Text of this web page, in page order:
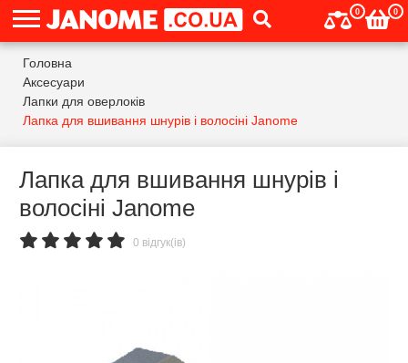
0 0
Головна
Аксесуари
Лапки для оверлоків
Лапка для вшивання шнурів і волосіні Janome
Лапка для вшивання шнурів і
волосіні Janome
0 відгук(ів)